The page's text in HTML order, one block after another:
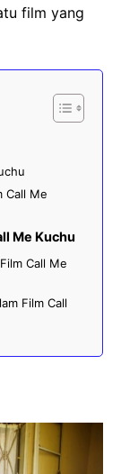
film yang
Call Me
Me Kuchu
Call Me
Film Call